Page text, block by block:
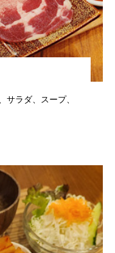
サラダ、スープ、